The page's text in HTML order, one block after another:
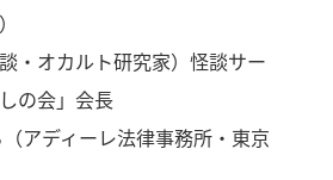
・オカルト研究家）怪談サー
の会」会長
アディーレ法律事務所・東京